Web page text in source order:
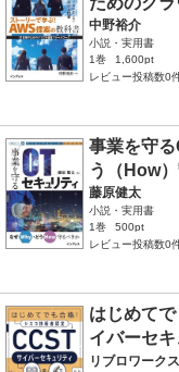
中野裕介
小説・実用書
1巻
1,600pt
レビュー投稿数0
事業を守
う（How
藤原健太
小説・実用書
1巻
500pt
レビュー投稿数0
はじめて
イバーセ
リブロワークス